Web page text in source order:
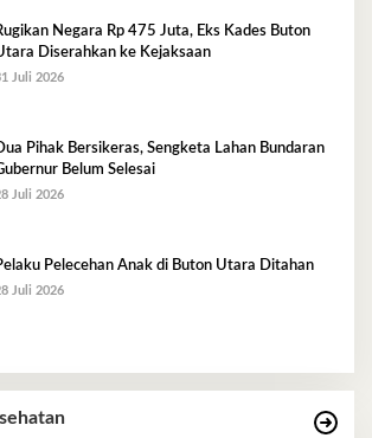
Negara Rp 475 Juta, Eks Kades Buton
Diserahkan ke Kejaksaan
Juli 2026
Pihak Bersikeras, Sengketa Lahan Bundaran
Belum Selesai
Juli 2026
Pelecehan Anak di Buton Utara Ditahan
Juli 2026